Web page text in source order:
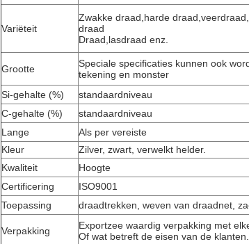
Variëteit
Zwakke draad,harde
draad
Draad,lasdraad enz.
Grootte
Speciale specificaties kunnen ook
tekening en monster
Si-gehalte (%)
standaardniveau
C-gehalte (%)
standaardniveau
Lange
Als per vereiste
Kleur
Zilver, zwart, verwelkt helder.
Kwaliteit
Hoogte
Certificering
ISO9001
Toepassing
draadtrekken, weven van draadnet,
Verpakking
Exportzee waardig verpakking met
Of wat betreft de eisen van de klanten.